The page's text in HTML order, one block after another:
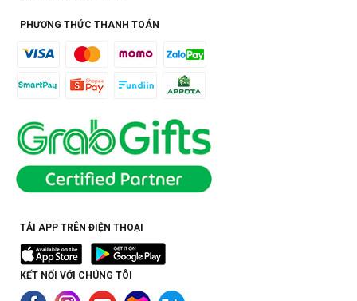
PHƯƠNG THỨC THANH TOÁN
TẢI APP TRÊN ĐIỆN THOẠI
KẾT NỐI VỚI CHÚNG TÔI